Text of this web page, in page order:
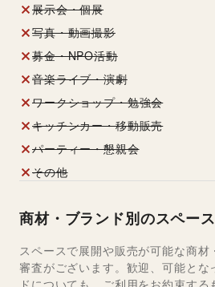
展示会・個展
写真・動画撮影
募金・NPO活動
音楽ライブ・演劇
ワークショップ・勉強会
キッチンカー・移動販売
パーティー・懇親会
その他
商材・ブランド別のスペー
スペースで展開や販売が可能な商材
審査がございます。歓迎、可能とな
ドについても、ご利用をお約束す